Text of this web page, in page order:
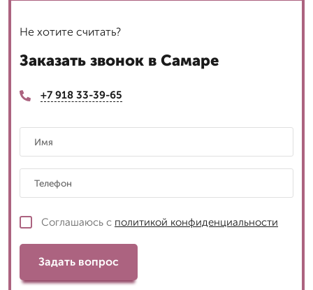
Не хотите считать?
Заказать звонок в Самаре
+7 918 33-39-65
Соглашаюсь с политикой конфиденциальности
Задать вопрос